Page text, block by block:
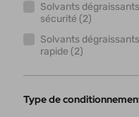
Solvants
sécurité (2)
Solvants
rapide (2)
Type de